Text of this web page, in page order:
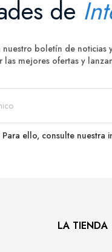
de
nuestro boletín de noticias
las mejores ofertas y
ello, consulte
LA TIENDA